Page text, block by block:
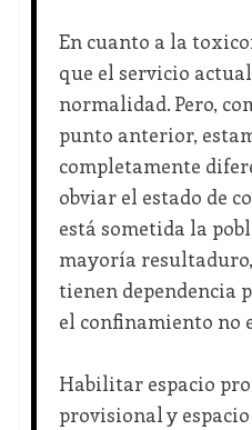
En cuanto a la
que el servicio
normalidad. Pero,
punto anterior,
completamente
obviar el estado de
está sometida la
mayoría
tienen dependencia
el confinamiento no
Habilitar espacio
provisional y